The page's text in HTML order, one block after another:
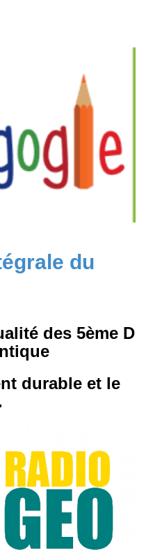
du
des 5ème D
durable et le